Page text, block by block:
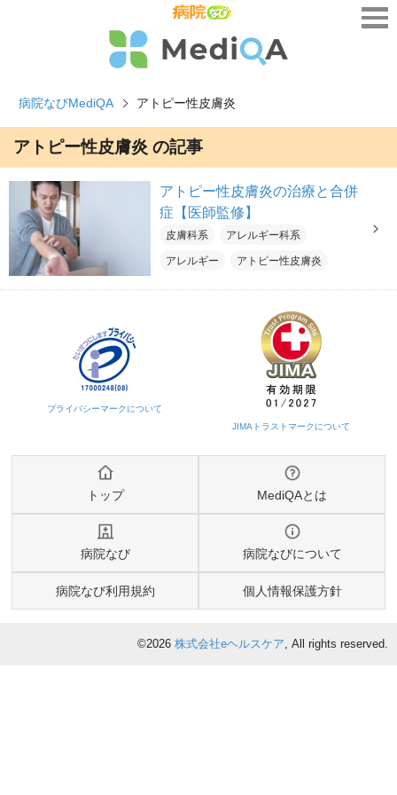
病院なびMediQA アトピー性皮膚炎
アトピー性皮膚炎 の記事
アトピー性皮膚炎の治療と合併
症【医師監修】
皮膚科系 アレルギー科系
アレルギー アトピー性皮膚炎
トップ MediQAとは
病院なび 病院なびについて
病院なび利用規約 個人情報保護方針
©2026 株式会社eヘルスケア , All rights reserved.